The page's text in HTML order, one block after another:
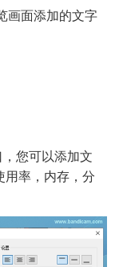
画面添加的文字
，您可以添加文
用率，内存，分